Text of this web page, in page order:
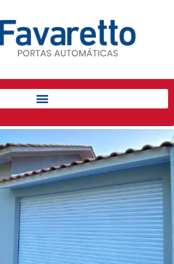
Início
Produtos
Porta de Enrolar Automática
Automatizadores
Acessórios Para Portas de
Enrolar
Pintura eletrostática
Portfólio
Contato